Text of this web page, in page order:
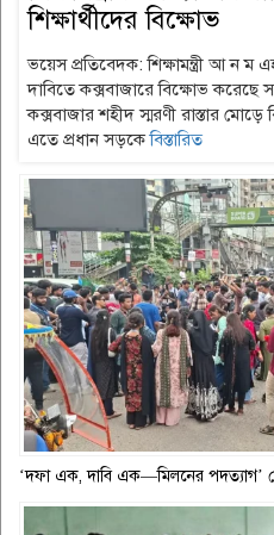
শিক্ষার্থীদের বিক্ষোভ
ভয়েস প্রতিবেদক: শিক্ষামন্ত্রী আ ন
দাবিতে কক্সবাজারে বিক্ষোভ করেছে
কক্সবাজার শহীদ স্মরণী রাস্তার মোড়ে
এতে প্রধান সড়কেবিস্তারিত
‘দফা এক, দাবি এক—মিলনের পদত্যাগ’